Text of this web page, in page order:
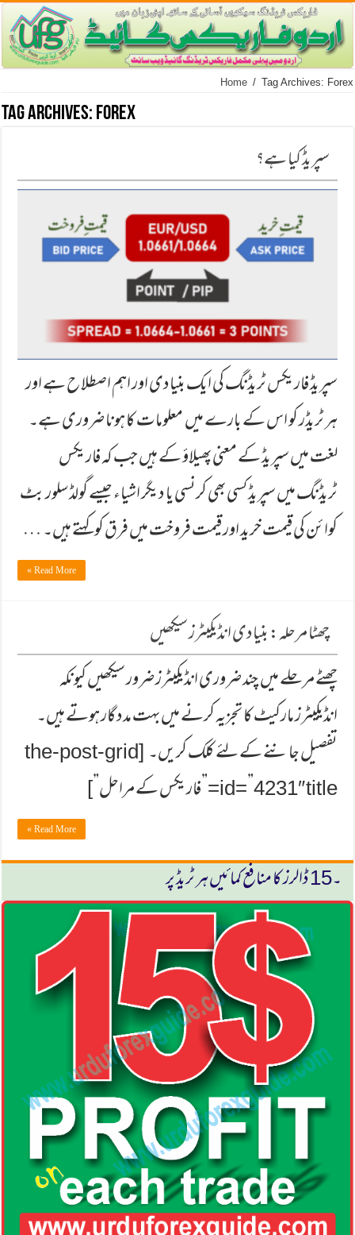
Home / Tag Archives: Forex
Tag Archives: Forex
سپریڈ كیا ہے؟
سپریڈ فاریکس ٹریڈنگ کی ایک بنیادی اور اہم اصطلا ح ہے اور
ہر ٹریڈر کو اس کے بارے میں معلومات کا ہونا ضروری ہے۔
لغت میں سپریڈ کے معنی پھیلاؤ کے ہیں جب کہ فاریکس
ٹریڈنگ میں سپریڈ کسی بھی کرنسی یا دیگر اشیاء جیسے گولڈ سلور بٹ
کوائن کی قیمت خرید اور قیمت فروخت میں فرق کو کہتے ہیں۔ …
Read More »
چھٹا مرحلہ: بنیادی انڈیکیٹرز سیکھیں
چھٹے مرحلے میں چند ضروری انڈیكیٹرز ضرور سیكھیں كیونكہ
انڈیكیٹرز ماركیٹ كا تجزیہ كرنے میں بہت مدد گار ہوتے ہیں۔
تفصیل جاننے كے لئے كلك كریں۔ [the-post-grid
id=”4231″ title=”فاریكس كے مراحل”]
Read More »
۔15 ڈالرز كا منافع كمائیں ہر ٹریڈ پر